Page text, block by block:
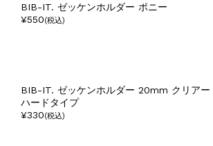
BIB-IT. ゼッケンホルダー ポニー
¥550(税込)
BIB-IT. ゼッケンホルダー 20mm クリアー
ハードタイプ
¥330(税込)